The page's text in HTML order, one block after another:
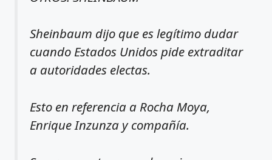
Sheinbaum dijo que es legítimo dudar
cuando Estados Unidos pide extraditar
a autoridades electas.
Esto en referencia a Rocha Moya,
Enrique Inzunza y compañía.